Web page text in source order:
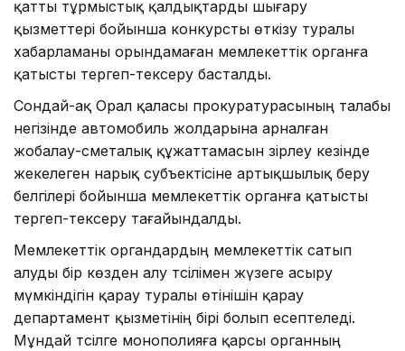
қатты тұрмыстық қалдықтарды шығару
қызметтері бойынша конкурсты өткізу туралы
хабарламаны орындамаған мемлекеттік органға
қатысты тергеп-тексеру басталды.
Сондай-ақ Орал қаласы прокуратурасының талабы
негізінде автомобиль жолдарына арналған
жобалау-сметалық құжаттамасын әзірлеу кезінде
жекелеген нарық субъектісіне артықшылық беру
белгілері бойынша мемлекеттік органға қатысты
тергеп-тексеру тағайындалды.
Мемлекеттік органдардың мемлекеттік сатып
алуды бір көзден алу тәсілімен жүзеге асыру
мүмкіндігін қарау туралы өтінішін қарау
департамент қызметінің бірі болып есептеледі.
Мұндай тәсілге монополияға қарсы органның